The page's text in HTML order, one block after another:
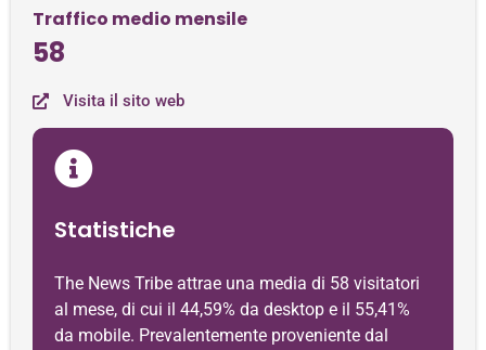
Traffico medio mensile
58
Visita il sito web
Statistiche
The News Tribe attrae una media di 58 visitatori
al mese, di cui il 44,59% da desktop e il 55,41%
da mobile. Prevalentemente proveniente dal